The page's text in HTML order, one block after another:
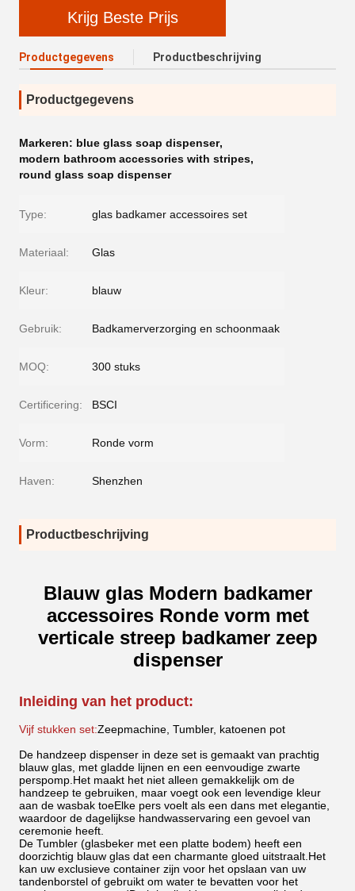
Krijg Beste Prijs
Productgegevens Productbeschrijving
Productgegevens
Markeren: blue glass soap dispenser,
modern bathroom accessories with stripes,
round glass soap dispenser
Type: glas badkamer accessoires set
Materiaal: Glas
Kleur: blauw
Gebruik: Badkamerverzorging en schoonmaak
MOQ: 300 stuks
Certificering: BSCI
Vorm: Ronde vorm
Haven: Shenzhen
Productbeschrijving
Blauw glas Modern badkamer
accessoires Ronde vorm met
verticale streep badkamer zeep
dispenser
Inleiding van het product:
Vijf stukken set:Zeepmachine, Tumbler, katoenen pot
De handzeep dispenser in deze set is gemaakt van prachtig
blauw glas, met gladde lijnen en een eenvoudige zwarte
perspomp.Het maakt het niet alleen gemakkelijk om de
handzeep te gebruiken, maar voegt ook een levendige kleur
aan de wasbak toeElke pers voelt als een dans met elegantie,
waardoor de dagelijkse handwasservaring een gevoel van
ceremonie heeft.
De Tumbler (glasbeker met een platte bodem) heeft een
doorzichtig blauw glas dat een charmante gloed uitstraalt.Het
kan uw exclusieve container zijn voor het opslaan van uw
tandenborstel of gebruikt om water te bevatten voor het